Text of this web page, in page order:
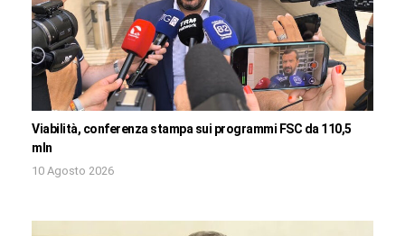
Viabilità, conferenza stampa sui programmi FSC da 110,5
mln
10 Agosto 2026